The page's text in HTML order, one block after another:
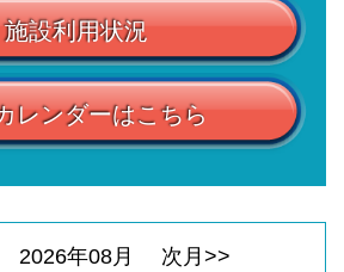
施設利用状況
レンダーはこちら
2026年08月 次月>>